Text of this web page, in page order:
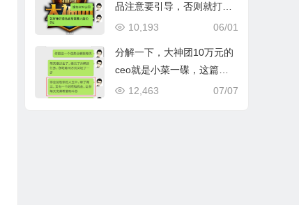
品注意要引导，否则就打水
漂了
06/01
10,193
分解一下，大神团10万元的
ceo就是小菜一碟，这篇文
字不是鸡血，而是干货！每
07/07
12,463